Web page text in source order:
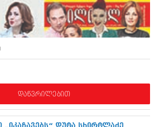
(216)
(220)
(212)
2017 (205)
(246)
2016 (207)
2016 (258)
(221)
დაწვრილებით